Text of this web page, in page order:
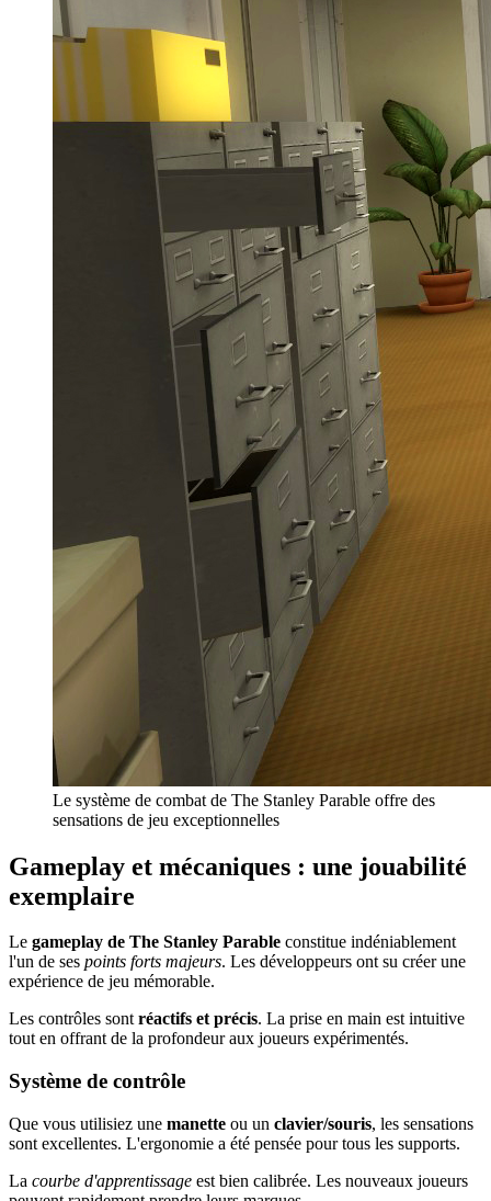
Le système de combat de The Stanley Parable offre des
sensations de jeu exceptionnelles
Gameplay et mécaniques : une jouabilité
exemplaire
Le gameplay de The Stanley Parable constitue indéniablement
l'un de ses points forts majeurs. Les développeurs ont su créer une
expérience de jeu mémorable.
Les contrôles sontréactifs et précis. La prise en main est intuitive
tout en offrant de la profondeur aux joueurs expérimentés.
Système de contrôle
Que vous utilisiez une manette ou un clavier/souris, les sensations
sont excellentes. L'ergonomie a été pensée pour tous les supports.
La courbe d'apprentissage est bien calibrée. Les nouveaux joueurs